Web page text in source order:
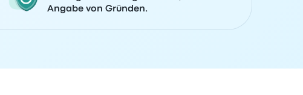
Angabe von Gründen.